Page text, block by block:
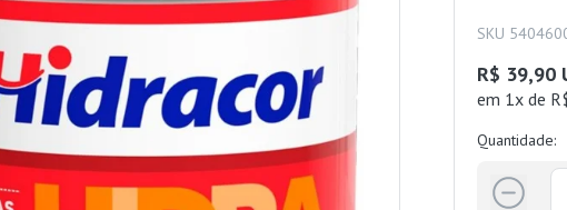
SKU
R$ 39,90
em 1x de
Quantidade: